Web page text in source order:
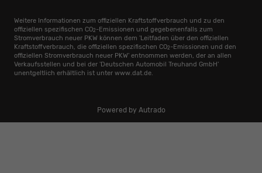
Weitere Informationen zum offiziellen Kraftstoffverbrauch und zu den
offiziellen spezifischen CO2 -Emissionen und gegebenenfalls zum
Stromverbrauch neuer PKW können dem 'Leitfaden über den offiziellen
Kraftstoffverbrauch, die offiziellen spezifischen CO2 -Emissionen und den
offiziellen Stromverbrauch neuer PKW' entnommen werden, der an allen
Verkaufsstellen und bei der 'Deutschen Automobil Treuhand GmbH'
unentgeltlich erhältlich ist unter www.dat.de.
Powered by Autrado